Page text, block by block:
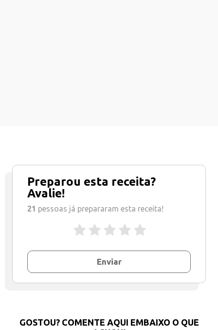
Preparou esta receita?
Avalie!
21 pessoas já prepararam esta receita!
Enviar
GOSTOU? COMENTE AQUI EMBAIXO O QUE